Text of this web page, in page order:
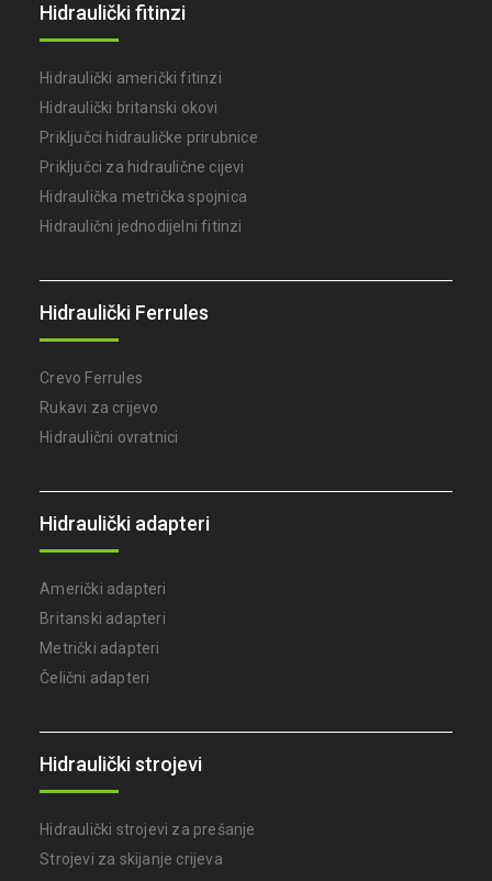
Hidraulički fitinzi
Hidraulički američki fitinzi
Hidraulički britanski okovi
Priključci hidrauličke prirubnice
Priključci za hidraulične cijevi
Hidraulička metrička spojnica
Hidraulični jednodijelni fitinzi
Hidraulički Ferrules
Crevo Ferrules
Rukavi za crijevo
Hidraulični ovratnici
Hidraulički adapteri
Američki adapteri
Britanski adapteri
Metrički adapteri
Čelični adapteri
Hidraulički strojevi
Hidraulički strojevi za prešanje
Strojevi za skijanje crijeva